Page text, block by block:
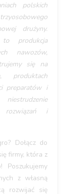
polskich
drużyny.
to produkcja
nawozów,
się na
produktach
preparatów i
rozwiązań i
Dołącz do
firmy, która z
Poszukujemy
z własną
rozwijać się